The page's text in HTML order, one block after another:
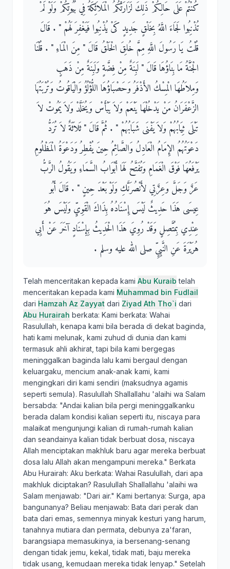
كُنْتُمْ عَلَى حَالِكُمْ ذَلِكَ لَزَارَتْكُمُ الْمَلاَئِكَةُ فِي بُيُوتِكُمْ وَلَوْ لَمْ
تُذْنِبُوا لَجَاءَ اللَّهُ بِخَلْقٍ جَدِيدٍ كَىْ يُذْنِبُوا فَيَغْفِرَ لَهُمْ ‏"‏ ‏.‏ قَالَ
قُلْتُ يَا رَسُولَ اللَّهِ مِمَّ خُلِقَ الْخَلْقُ قَالَ ‏"‏ مِنَ الْمَاءِ ‏"‏ ‏.‏ قُلْنَا
الْجَنَّةُ مَا بِنَاؤُهَا قَالَ ‏"‏ لَبِنَةٌ مِنْ فِضَّةٍ وَلَبِنَةٌ مِنْ ذَهَبٍ
وَمِلاَطُهَا الْمِسْكُ الأَذْفَرُ وَحَصْبَاؤُهَا اللُّؤْلُؤُ وَالْيَاقُوتُ وَتُرْبَتُهَا
الزَّعْفَرَانُ مَنْ يَدْخُلْهَا يَنْعَمْ وَلاَ يَبْأَسْ وَيُخَلَّدْ وَلاَ يَمُوتْ لاَ
تَبْلَى ثِيَابُهُمْ وَلاَ يَفْنَى شَبَابُهُمْ ‏"‏ ‏.‏ ثُمَّ قَالَ ‏"‏ ثَلاَثَةٌ لاَ تُرَدُّ
دَعْوَتُهُمُ الإِمَامُ الْعَادِلُ وَالصَّائِمُ حِينَ يُفْطِرُ وَدَعْوَةُ الْمَظْلُومِ
يَرْفَعُهَا فَوْقَ الْغَمَامِ وَتُفَتَّحُ لَهَا أَبْوَابُ السَّمَاءِ وَيَقُولُ الرَّبُّ
عَزَّ وَجَلَّ وَعِزَّتِي لأَنْصُرَنَّكِ وَلَوْ بَعْدَ حِينٍ ‏"‏ ‏.‏ قَالَ أَبُو
عِيسَى هَذَا حَدِيثٌ لَيْسَ إِسْنَادُهُ بِذَاكَ الْقَوِيِّ وَلَيْسَ هُوَ
عِنْدِي بِمُتَّصِلٍ وَقَدْ رُوِيَ هَذَا الْحَدِيثُ بِإِسْنَادٍ آخَرَ عَنْ أَبِي
هُرَيْرَةَ عَنِ النَّبِيِّ صلى الله عليه وسلم ‏.‏
Telah menceritakan kepada kami Abu Kuraib telah
menceritakan kepada kami Muhammad bin Fudlail
dari Hamzah Az Zayyat dari Ziyad Ath Tho`i dari
Abu Hurairah berkata: Kami berkata: Wahai
Rasulullah, kenapa kami bila berada di dekat baginda,
hati kami melunak, kami zuhud di dunia dan kami
termasuk ahli akhirat, tapi bila kami bergegas
meninggalkan baginda lalu kami bergaul dengan
keluargaku, mencium anak-anak kami, kami
mengingkari diri kami sendiri (maksudnya agamis
seperti semula). Rasulullah Shallallahu 'alaihi wa Salam
bersabda: "Andai kalian bila pergi meninggalkanku
berada dalam kondisi kalian seperti itu, niscaya para
malaikat mengunjungi kalian di rumah-rumah kalian
dan seandainya kalian tidak berbuat dosa, niscaya
Allah menciptakan makhluk baru agar mereka berbuat
dosa lalu Allah akan mengampuni mereka." Berkata
Abu Hurairah: Aku berkata: Wahai Rasulullah, dari apa
makhluk diciptakan? Rasulullah Shallallahu 'alaihi wa
Salam menjawab: "Dari air." Kami bertanya: Surga, apa
bangunanya? Beliau menjawab: Bata dari perak dan
bata dari emas, semennya minyak kesturi yang harum,
tanahnya mutiara dan permata, debunya za'faran,
barangsiapa memasukinya, ia bersenang-senang
dengan tidak jemu, kekal, tidak mati, baju mereka
tidak usang, kemudaan mereka tidak lenyap." Setelah